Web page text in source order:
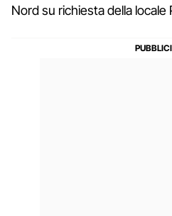
Nord su richiesta della locale